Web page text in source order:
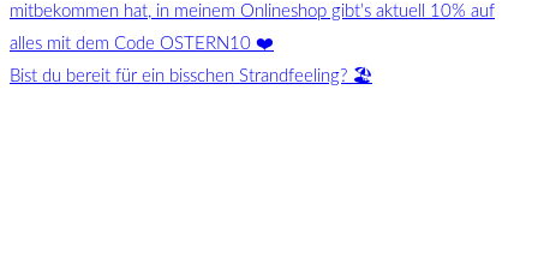
Bist du bereit für ein bisschen Strandfeeling? 🏖️